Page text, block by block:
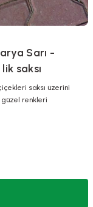
Sarı -
saksı
saksı üzerini
renkleri